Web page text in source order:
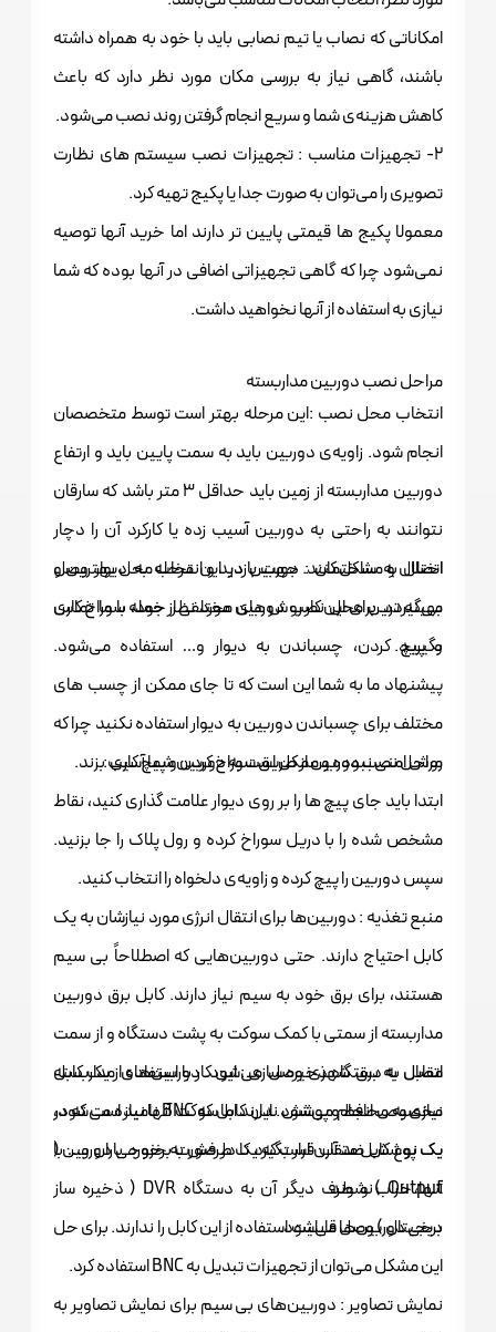
امکاناتی که نصاب یا تیم نصابی باید با خود به همراه داشته
باشند، گاهی نیاز به بررسی مکان مورد نظر دارد که باعث
کاهش هزینه‌ی شما و سریع انجام گرفتن روند نصب می‌شود.
2- تجهیزات مناسب : تجهیزات نصب سیستم های نظارت
تصویری را می‌توان به صورت جدا یا پکیج تهیه کرد.
معمولا پکیج ها قیمتی پایین تر دارند اما خرید آنها توصیه
نمی‌شود چرا که گاهی تجهیزاتی اضافی در آنها بوده که شما
نیازی به استفاده از آنها نخواهید داشت.
مراحل نصب دوربین مداربسته
انتخاب محل نصب :این مرحله بهتر است توسط متخصصان
انجام شود. زاویه‌ی دوربین باید به سمت پایین باید و ارتفاع
دوربین مداربسته
از زمین باید حداقل 3 متر باشد که سارقان
نتوانند به راحتی به دوربین آسیب زده یا کارکرد آن را دچار
اختلال و مشکل کنند. جهت بازدید و انتخاب محل بهترین و
بهینه ترین محل نصب دوربین مورد نظر خود، با ما تماس
بگیرید.
اتصال به ساختمان : دوربین در این مرحله به دیوار وصل
می‌گیردد. برای این کار روش های مختلفی از جمله سوراخ کاری
و پیچ کردن، چسباندن به دیوار و… استفاده می‌شود.
پیشنهاد ما به شما این است که تا جای ممکن از چسب های
مختلف برای چسباندن دوربین به دیوار استفاده نکنید چرا که
روش امنی نبوده و ممکن است به دوربین شما آسیب بزند.
مراحل نصب دوربین از طریق سوراخ کردن و پیچ کاری :
ابتدا باید جای پیچ ها را بر روی دیوار علامت گذاری کنید، نقاط
مشخص شده را با دریل سوراخ کرده و رول پلاک را جا بزنید.
سپس دوربین را پیچ کرده و زاویه‌ی دلخواه را انتخاب کنید.
منبع تغذیه : دوربین‌ها برای انتقال انرژی مورد نیازشان به یک
کابل احتیاج دارند. حتی دوربین‌هایی که اصطلاحاً بی سیم
هستند، برای برق خود به سیم نیاز دارند. کابل برق دوربین
مداربسته از سمتی با کمک سوکت به پشت دستگاه و از سمت
مقابل به برق شهری وصل می‌شود. دوربین‌های مداربسته
نیازی به محافظ و پوشش ندارند اما سوکت آنها نیاز است که در
یک پوشش ضد آب قرار بگیرد تا در صورت برخورد باران و… با
آنها، خراب نشوند.
اتصال به دستگاه ذخیره سازی : این کار با استفاده از یک کابل
مخصوص انجام می‌شود. این کابل که BNC نامیده می‌شود،
یک نوع کابل متقارن است که یک طرفش به خروجی دوربین (
Output ) و طرف دیگر آن به دستگاه DVR ( ذخیره ساز
دیجیتال ) وصل می‌شود.
برخی دوربین‌ها قابلیت استفاده از این کابل را ندارند. برای حل
این مشکل می‌توان از تجهیزات تبدیل به BNC استفاده کرد.
نمایش تصاویر : دوربین‌های بی سیم برای نمایش تصاویر به